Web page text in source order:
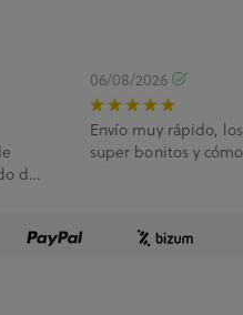
de
06/08/2026
Envío muy rápido,
super bonitos y